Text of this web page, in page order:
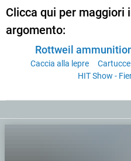
Clicca qui per maggiori
argomento:
Rottweil
Caccia alla lepre
HIT Show -